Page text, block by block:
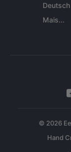
Deutsch
Mais...
© 2026